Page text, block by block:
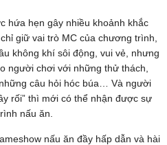
hứa hẹn gây nhiều khoảnh khắc
giữ vai trò MC của chương trình,
không khí sôi động, vui vẻ, nhưng
người chơi với những thử thách,
câu hỏi hóc búa… Và người
rối” thì mới có thể nhận được sự
nấu ăn.
nấu ăn đầy hấp dẫn và hài